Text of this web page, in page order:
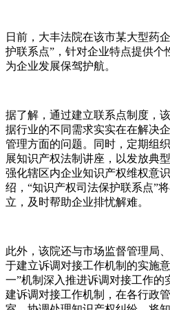
日前，大丰法院在该市某大型药
护联系点”，针对企业特点提供个
为企业发展保驾护航。
据了解，通过建立联系点制度，
据行业的不同需求实实在在解决
管理方面的问题。同时，定期组
展知识产权法制讲座，以发放典
强化辖区内企业知识产权维权意
绍，“知识产权司法保护联系点”
立，及时帮助企业排忧解难。
此外，该院还与市场监督管理局
于建立诉调对接工作机制的实施
一”机制深入推进诉调对接工作的
建诉调对接工作机制，在各行政